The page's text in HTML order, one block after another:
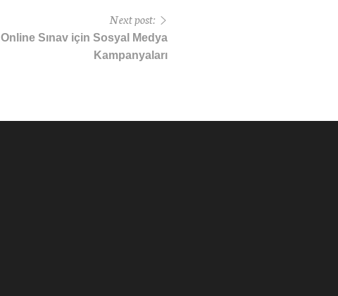
Next post:
Online Sınav için Sosyal Medya
Kampanyaları